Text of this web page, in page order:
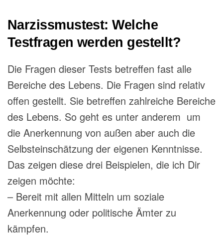
Narzissmustest: Welche
Testfragen werden gestellt?
Die Fragen dieser Tests betreffen fast alle
Bereiche des Lebens. Die Fragen sind relativ
offen gestellt. Sie betreffen zahlreiche Bereiche
des Lebens. So geht es unter anderem um
die Anerkennung von außen aber auch die
Selbsteinschätzung der eigenen Kenntnisse.
Das zeigen diese drei Beispielen, die ich Dir
zeigen möchte:
– Bereit mit allen Mitteln um soziale
Anerkennung oder politische Ämter zu
kämpfen.